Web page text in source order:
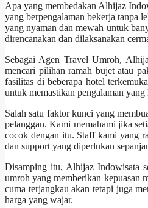
Apa yang membedakan Alhijaz
yang berpengalaman bekerja tanpa
yang nyaman dan mewah untuk
direncanakan dan dilaksanakan
Sebagai Agen Travel Umroh,
mencari pilihan ramah bujet atau
fasilitas di beberapa hotel
untuk memastikan pengalaman yang
Salah satu faktor kunci yang
pelanggan. Kami memahami jika
cocok dengan itu. Staff kami yang
dan support yang diperlukan
Disamping itu, Alhijaz Indowisata
umroh yang memberikan kepuasan
cuma terjangkau akan tetapi juga
harga yang wajar.